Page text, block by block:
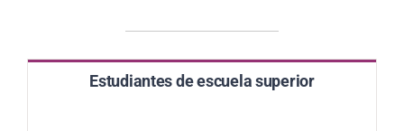
Estudiantes de escuela superior